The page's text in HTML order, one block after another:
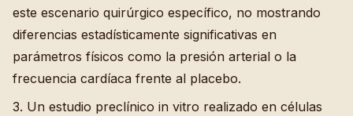
este escenario quirúrgico específico, no mostrando
diferencias estadísticamente significativas en
parámetros físicos como la presión arterial o la
frecuencia cardíaca frente al placebo.
3. Un estudio preclínico in vitro realizado en células